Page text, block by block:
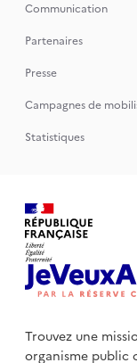
Communication
Partenaires
Presse
Campagnes de
Statistiques
Trouvez une
organisme public